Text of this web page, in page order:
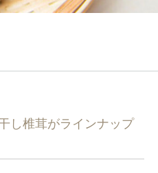
し椎茸がラインナップ